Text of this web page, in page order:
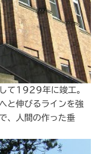
て1929年に竣工。
と伸びるラインを強
、人間の作った垂